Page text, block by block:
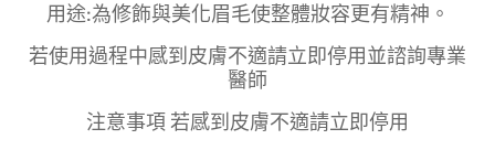
用途:為修飾與美化眉毛使整體妝容更有精神。
若使用過程中感到皮膚不適請立即停用並諮詢專業
醫師
注意事項 若感到皮膚不適請立即停用